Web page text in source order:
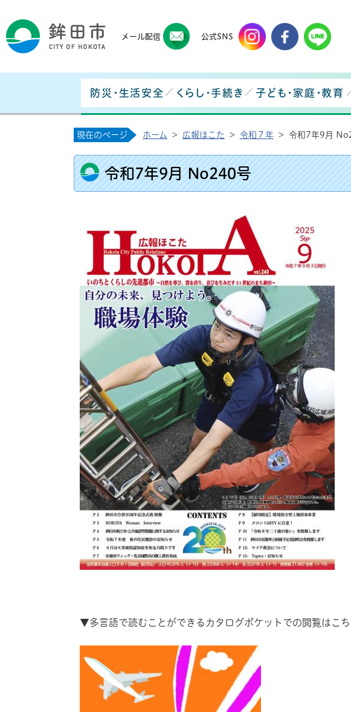
鉾田市役
メール配信
鉾田市メールマガジン
公式SNS
鉾田
防災・生活安全 くらし・手続き 子ども・家庭・教育
現在のページ ホーム > 広報ほこた > 令和７年 > 令和7年9月
令和7年9月 No240号
▼多言語で読むことができるカタログポケットでの閲覧はこち